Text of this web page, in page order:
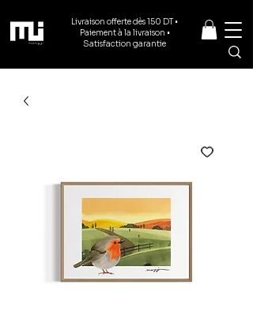
Livraison offerte dès 150 DT •
Paiement à la livraison •
Satisfaction garantie